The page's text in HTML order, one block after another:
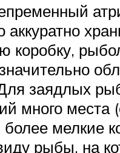
заядлых
много места
мелкие
рыбы, на